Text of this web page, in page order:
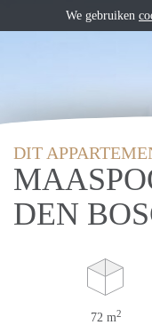
DIT
DEN
72 m2
We gebruiken